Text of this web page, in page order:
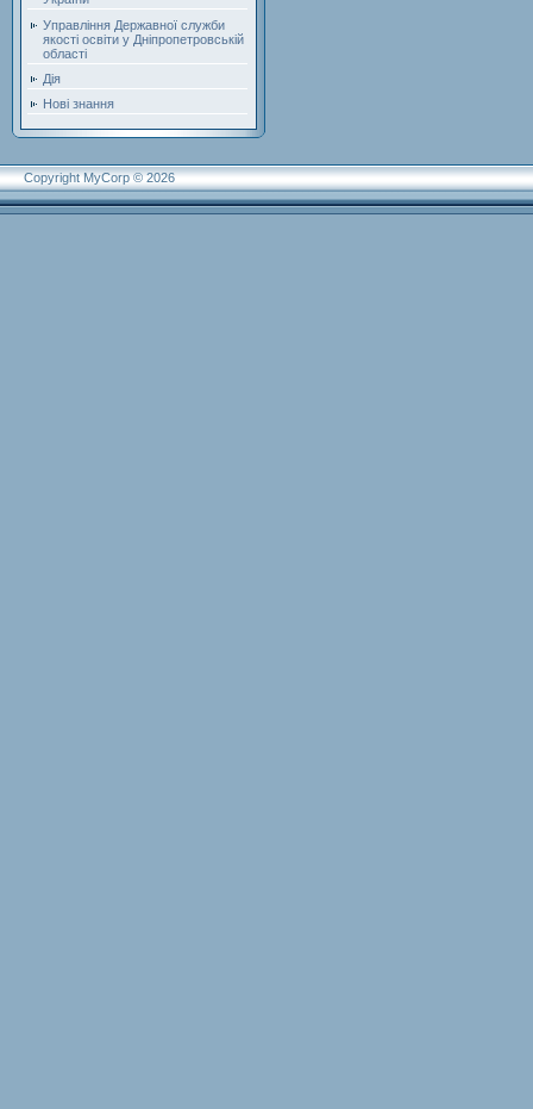
Управління Державної служби
якості освіти у Дніпропетровській
області
Дія
Нові знання
Copyright MyCorp © 2026